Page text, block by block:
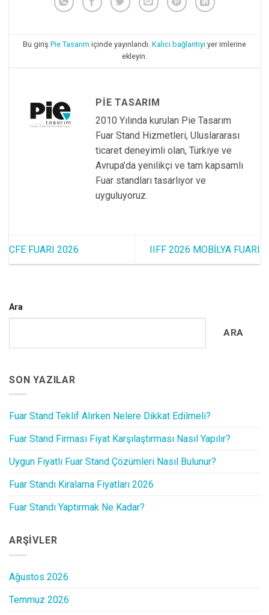
Bu giriş Pie Tasarım içinde yayınlandı. Kalıcı bağlantıyı yer imlerine
ekleyin.
PIE TASARIM
2010 Yılında kurulan Pie Tasarım
Fuar Stand Hizmetleri, Uluslararası
ticaret deneyimli olan, Türkiye ve
Avrupa’da yenilikçi ve tam kapsamlı
Fuar standları tasarlıyor ve
uyguluyoruz.
CFE FUARI 2026 IIFF 2026 MOBİLYA FUARI
Ara
ARA
SON YAZILAR
Fuar Stand Teklif Alırken Nelere Dikkat Edilmeli?
Fuar Stand Firması Fiyat Karşılaştırması Nasıl Yapılır?
Uygun Fiyatlı Fuar Stand Çözümleri Nasıl Bulunur?
Fuar Standı Kiralama Fiyatları 2026
Fuar Standı Yaptırmak Ne Kadar?
ARŞIVLER
Ağustos 2026
Temmuz 2026